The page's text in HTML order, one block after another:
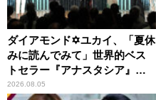
ダイアモンド✡ユカイ、「夏休
みに読んでみて」世界的ベス
トセラー『アナスタシア』を
紹介
2026.08.05